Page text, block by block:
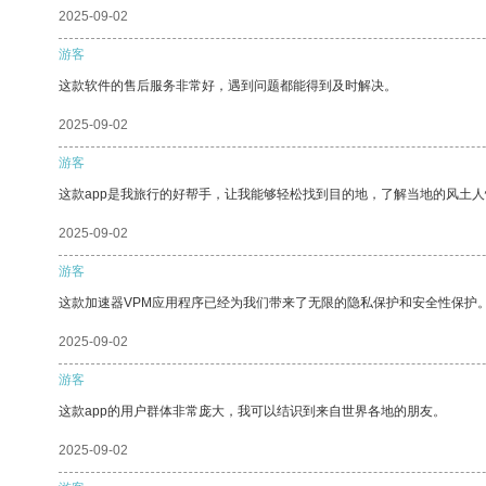
2025-09-02
游客
这款软件的售后服务非常好，遇到问题都能得到及时解决。
2025-09-02
游客
这款app是我旅行的好帮手，让我能够轻松找到目的地，了解当地的风土
2025-09-02
游客
这款加速器VPM应用程序已经为我们带来了无限的隐私保护和安全性保护
2025-09-02
游客
这款app的用户群体非常庞大，我可以结识到来自世界各地的朋友。
2025-09-02